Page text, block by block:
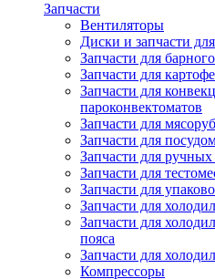
Запчасти
Вентиляторы
Диски и запчасти
Запчасти для
Запчасти для
Запчасти для
пароконвектоматов
Запчасти для
Запчасти для
Запчасти для
Запчасти для
Запчасти для
Запчасти для
Запчасти для
пояса
Запчасти для
Компрессоры